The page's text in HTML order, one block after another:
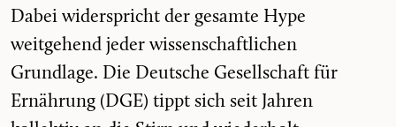
Dabei widerspricht der gesamte Hype
weitgehend jeder wissenschaftlichen
Grundlage. Die Deutsche Gesellschaft für
Ernährung (DGE) tippt sich seit Jahren